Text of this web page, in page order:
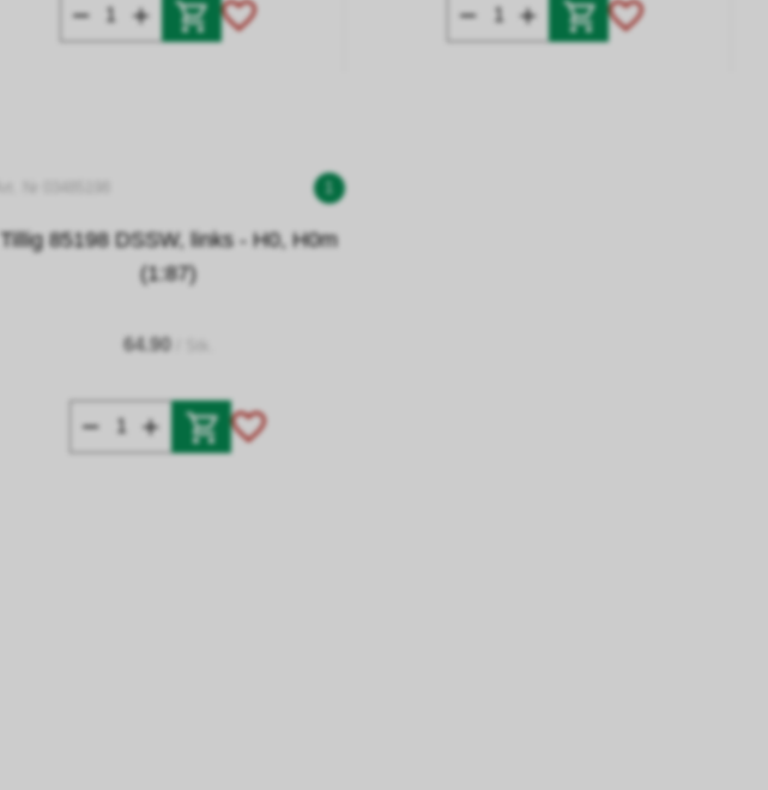
Tillig 85198 DSSW, links - H0, H0m
(1:87)
64.90